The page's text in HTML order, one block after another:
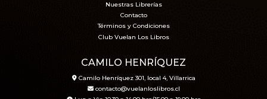
Nuestras Librerías
Contacto
Términos y Condiciones
Club Vuelan Los Libros
CAMILO HENRÍQUEZ
Camilo Henríquez 301, local 4, Villarrica
contacto@vuelanloslibros.cl